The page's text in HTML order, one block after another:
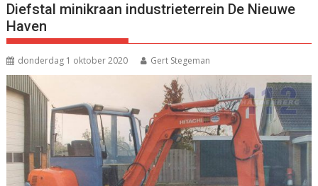
Diefstal minikraan industrieterrein De Nieuwe
Haven
donderdag 1 oktober 2020 Gert Stegeman